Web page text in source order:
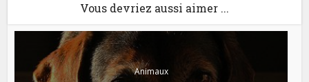
Vous devriez aussi aimer ...
Animaux